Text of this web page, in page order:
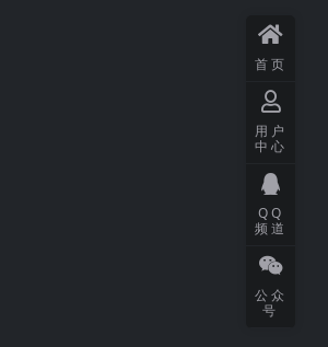
首页
用户
中心
QQ
频道
公众
号